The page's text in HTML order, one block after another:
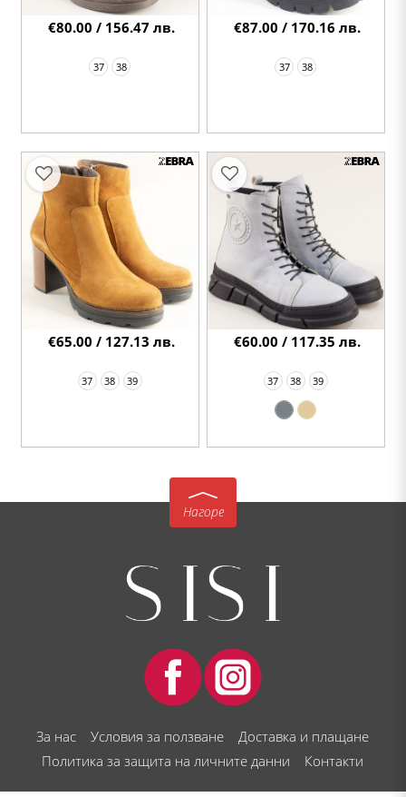
37 38
€80.00 / 156.47 лв.
37 38
€87.00 / 170.16 лв.
37 38 39
€65.00 / 127.13 лв.
37 38 39
€60.00 / 117.35 лв.
Нагоре
За нас Условия за ползване
Доставка и плащане
Политика за защита на личните данни
Контакти